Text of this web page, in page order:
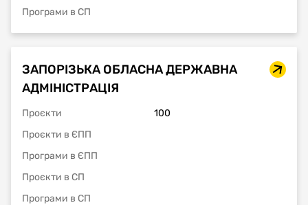
Програми в СП
ЗАПОРІЗЬКА ОБЛАСНА ДЕРЖАВНА
АДМІНІСТРАЦІЯ
Проєкти
100
Проєкти в ЄПП
Програми в ЄПП
Проєкти в СП
Програми в СП